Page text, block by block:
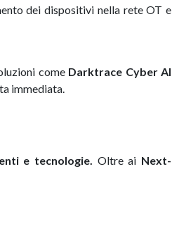
dei dispositivi nella rete OT e
come Darktrace Cyber AI
immediata.
e tecnologie. Oltre ai Next-